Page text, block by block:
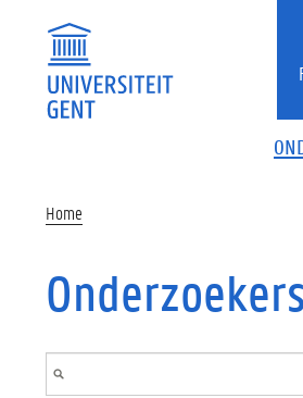
Home
Onderzoekers